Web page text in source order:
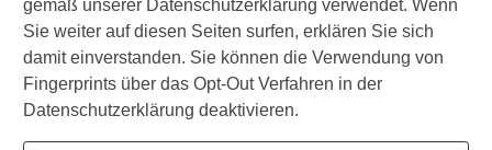
gemäß unserer Datenschutzerklärung verwendet. Wenn
Sie weiter auf diesen Seiten surfen, erklären Sie sich
damit einverstanden. Sie können die Verwendung von
Fingerprints über das Opt-Out Verfahren in der
Datenschutzerklärung deaktivieren.
Geltungsbereiche FNP Schwarzenborn( 7 Treffer )
Geltungsbereiche FNP Spangenberg( 3 Treffer )
Geltungsbereiche FNP Wabern( 10 Treffer )